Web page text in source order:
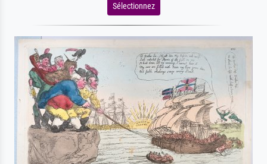
Sélectionnez